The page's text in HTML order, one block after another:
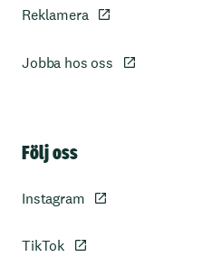
Reklamera
Jobba hos oss
Följ oss
Instagram
TikTok